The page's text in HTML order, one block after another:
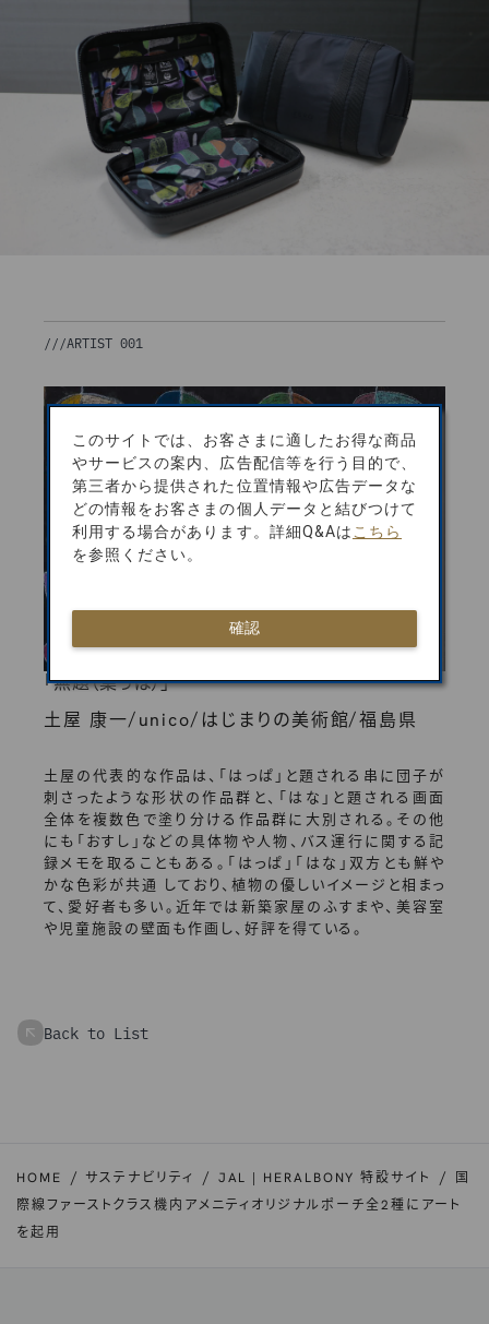
///ARTIST 001
「無題（葉っぱ）」
土屋 康一/ unico/ はじまりの美術館/福島県
土屋の代表的な作品は、「はっぱ」と題される串に団子が
刺さったような形状の作品群と、「はな」と題される画面
全体を複数色で塗り分ける作品群に大別される。その他
にも「おすし」などの具体物や人物、バス運行に関する記
録メモを取ることもある。「はっぱ」「はな」双方とも鮮や
かな色彩が共通 しており、植物の優しいイメージと相まっ
て、愛好者も多い。近年では新築家屋のふすまや、美容室
や児童施設の壁面も作画し、好評を得ている。
Back to List
HOME サステナビリティ JAL | HERALBONY 特設サイト 国
際線ファーストクラス機内アメニティオリジナルポーチ全2種にアート
を起用
このサイトでは、お客さまに適したお得な商品
やサービスの案内、広告配信等を行う目的で、
第三者から提供された位置情報や広告データな
どの情報をお客さまの個人データと結びつけて
利用する場合があります。詳細Q&Aは こちら
を参照ください。
確認